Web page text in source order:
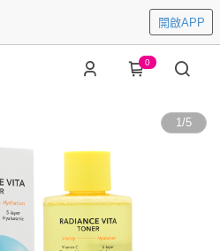
開啟APP
0
1/5